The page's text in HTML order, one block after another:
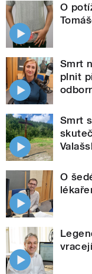
O
Smrt
plnit
Smrt
O